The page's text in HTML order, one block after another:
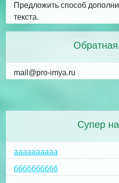
Предложить способ
текста.
mail@pro-imya.ru
Супер
аааааааааа
бббббббббб